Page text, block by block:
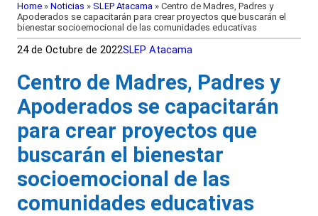
Home » Noticias » SLEP Atacama » Centro de Madres, Padres y
Apoderados se capacitarán para crear proyectos que buscarán el
bienestar socioemocional de las comunidades educativas
24 de Octubre de 2022SLEP Atacama
Centro de Madres, Padres y
Apoderados se capacitarán
para crear proyectos que
buscarán el bienestar
socioemocional de las
comunidades educativas